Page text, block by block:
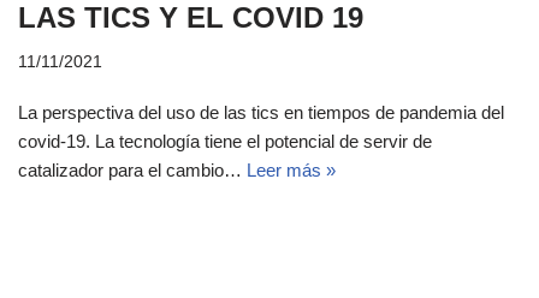
LAS TICS Y EL COVID 19
11/11/2021
La perspectiva del uso de las tics en tiempos de pandemia del
covid-19. La tecnología tiene el potencial de servir de
catalizador para el cambio… Leer más »